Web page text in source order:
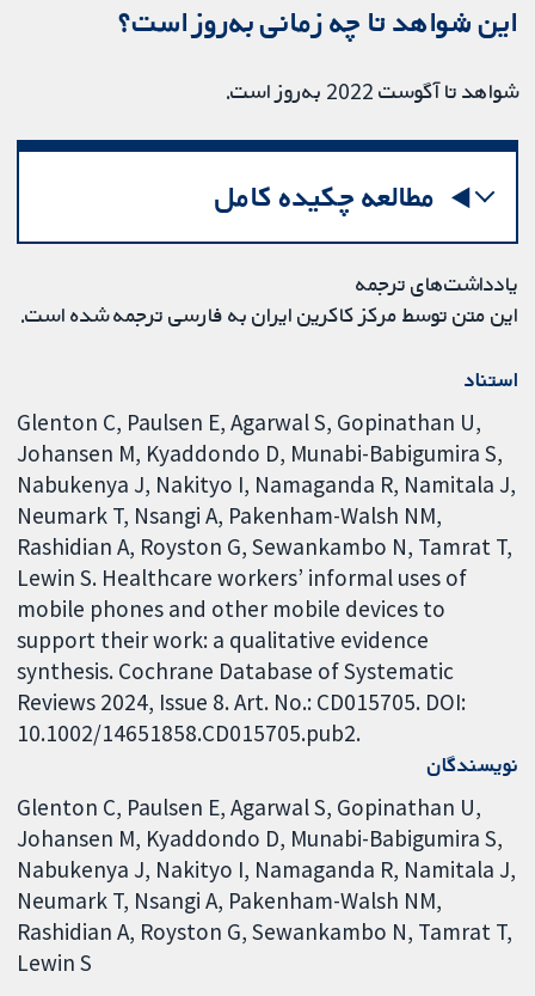
این شواهد تا چه زمانی به‌روز است؟
شواهد تا آگوست 2022 به‌روز است.
مطالعه چکیده کامل
یادداشت‌های ترجمه
این متن توسط مرکز کاکرین ایران به فارسی ترجمه شده است.
استناد
Glenton C, Paulsen E, Agarwal S, Gopinathan U,
Johansen M, Kyaddondo D, Munabi-Babigumira S,
Nabukenya J, Nakityo I, Namaganda R, Namitala J,
Neumark T, Nsangi A, Pakenham-Walsh NM,
Rashidian A, Royston G, Sewankambo N, Tamrat T,
Lewin S. Healthcare workers’ informal uses of
mobile phones and other mobile devices to
support their work: a qualitative evidence
synthesis. Cochrane Database of Systematic
Reviews 2024, Issue 8. Art. No.: CD015705. DOI:
10.1002/14651858.CD015705.pub2.
نویسندگان
Glenton C Paulsen E Agarwal S Gopinathan U
Johansen M Kyaddondo D Munabi-Babigumira S
Nabukenya J Nakityo I Namaganda R Namitala J
Neumark T Nsangi A Pakenham-Walsh NM
Rashidian A Royston G Sewankambo N Tamrat T
Lewin S